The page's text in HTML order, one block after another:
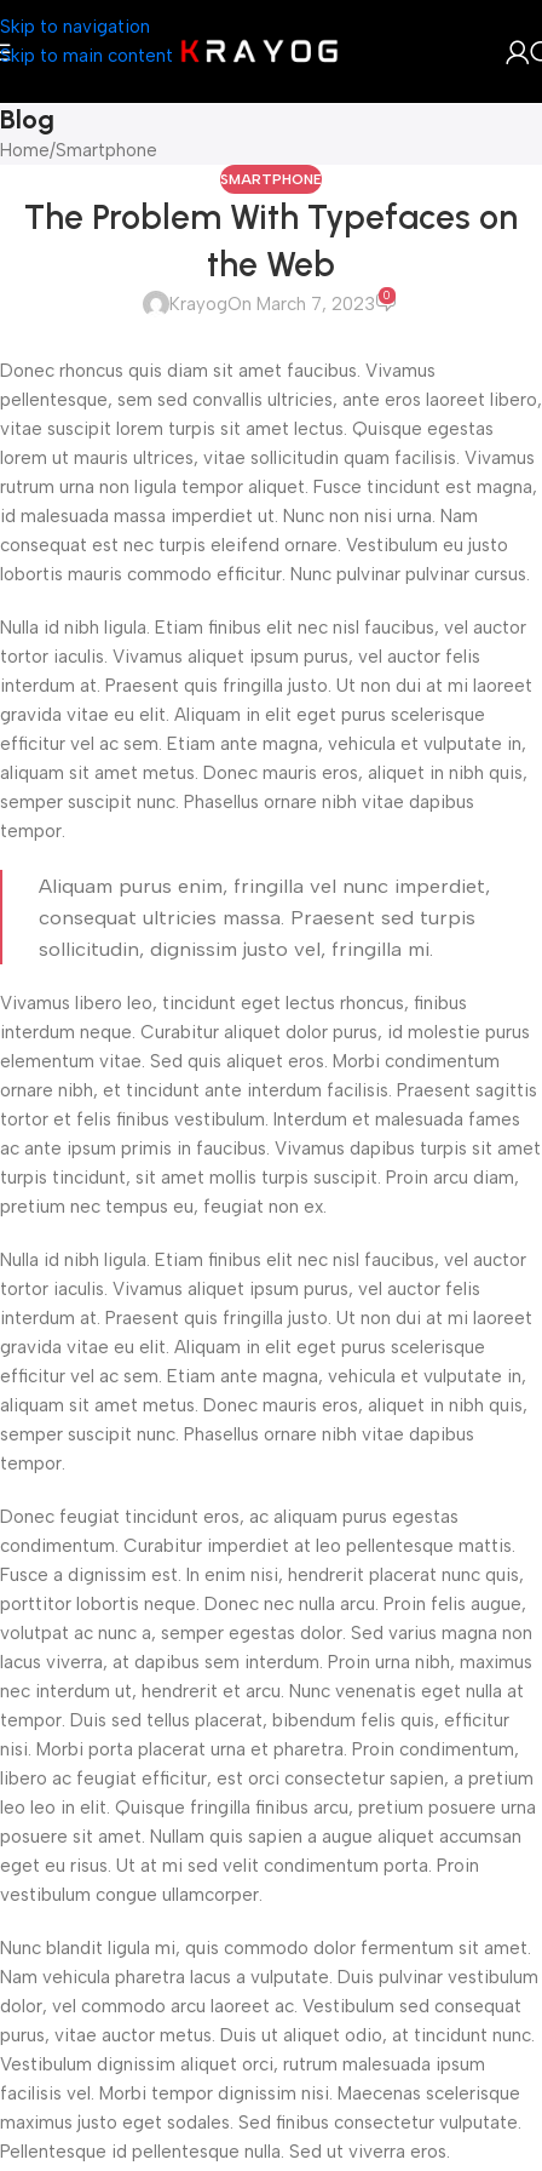
Skip to navigation
Skip to main content
Blog
Home Smartphone
SMARTPHONE
The Problem With Typefaces on
the Web
KrayogOn March 7, 2023 0
Donec rhoncus quis diam sit amet faucibus. Vivamus
pellentesque, sem sed convallis ultricies, ante eros laoreet libero,
vitae suscipit lorem turpis sit amet lectus. Quisque egestas
lorem ut mauris ultrices, vitae sollicitudin quam facilisis. Vivamus
rutrum urna non ligula tempor aliquet. Fusce tincidunt est magna,
id malesuada massa imperdiet ut. Nunc non nisi urna. Nam
consequat est nec turpis eleifend ornare. Vestibulum eu justo
lobortis mauris commodo efficitur. Nunc pulvinar pulvinar cursus.
Nulla id nibh ligula. Etiam finibus elit nec nisl faucibus, vel auctor
tortor iaculis. Vivamus aliquet ipsum purus, vel auctor felis
interdum at. Praesent quis fringilla justo. Ut non dui at mi laoreet
gravida vitae eu elit. Aliquam in elit eget purus scelerisque
efficitur vel ac sem. Etiam ante magna, vehicula et vulputate in,
aliquam sit amet metus. Donec mauris eros, aliquet in nibh quis,
semper suscipit nunc. Phasellus ornare nibh vitae dapibus
tempor.
Aliquam purus enim, fringilla vel nunc imperdiet,
consequat ultricies massa. Praesent sed turpis
sollicitudin, dignissim justo vel, fringilla mi.
Vivamus libero leo, tincidunt eget lectus rhoncus, finibus
interdum neque. Curabitur aliquet dolor purus, id molestie purus
elementum vitae. Sed quis aliquet eros. Morbi condimentum
ornare nibh, et tincidunt ante interdum facilisis. Praesent sagittis
tortor et felis finibus vestibulum. Interdum et malesuada fames
ac ante ipsum primis in faucibus. Vivamus dapibus turpis sit amet
turpis tincidunt, sit amet mollis turpis suscipit. Proin arcu diam,
pretium nec tempus eu, feugiat non ex.
Nulla id nibh ligula. Etiam finibus elit nec nisl faucibus, vel auctor
tortor iaculis. Vivamus aliquet ipsum purus, vel auctor felis
interdum at. Praesent quis fringilla justo. Ut non dui at mi laoreet
gravida vitae eu elit. Aliquam in elit eget purus scelerisque
efficitur vel ac sem. Etiam ante magna, vehicula et vulputate in,
aliquam sit amet metus. Donec mauris eros, aliquet in nibh quis,
semper suscipit nunc. Phasellus ornare nibh vitae dapibus
tempor.
Donec feugiat tincidunt eros, ac aliquam purus egestas
condimentum. Curabitur imperdiet at leo pellentesque mattis.
Fusce a dignissim est. In enim nisi, hendrerit placerat nunc quis,
porttitor lobortis neque. Donec nec nulla arcu. Proin felis augue,
volutpat ac nunc a, semper egestas dolor. Sed varius magna non
lacus viverra, at dapibus sem interdum. Proin urna nibh, maximus
nec interdum ut, hendrerit et arcu. Nunc venenatis eget nulla at
tempor. Duis sed tellus placerat, bibendum felis quis, efficitur
nisi. Morbi porta placerat urna et pharetra. Proin condimentum,
libero ac feugiat efficitur, est orci consectetur sapien, a pretium
leo leo in elit. Quisque fringilla finibus arcu, pretium posuere urna
posuere sit amet. Nullam quis sapien a augue aliquet accumsan
eget eu risus. Ut at mi sed velit condimentum porta. Proin
vestibulum congue ullamcorper.
Nunc blandit ligula mi, quis commodo dolor fermentum sit amet.
Nam vehicula pharetra lacus a vulputate. Duis pulvinar vestibulum
dolor, vel commodo arcu laoreet ac. Vestibulum sed consequat
purus, vitae auctor metus. Duis ut aliquet odio, at tincidunt nunc.
Vestibulum dignissim aliquet orci, rutrum malesuada ipsum
facilisis vel. Morbi tempor dignissim nisi. Maecenas scelerisque
maximus justo eget sodales. Sed finibus consectetur vulputate.
Pellentesque id pellentesque nulla. Sed ut viverra eros.